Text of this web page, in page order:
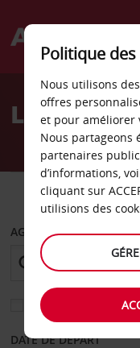
Welcome
AvisLocation
VOITURE
AGENCE DE DÉPART
Sélectionnez une
DATE DE DÉPART
Politique
Nous utilisons
offres
et pour améliorer
Nous partageons
partenaires
d’informations,
cliquant sur
utilisions des